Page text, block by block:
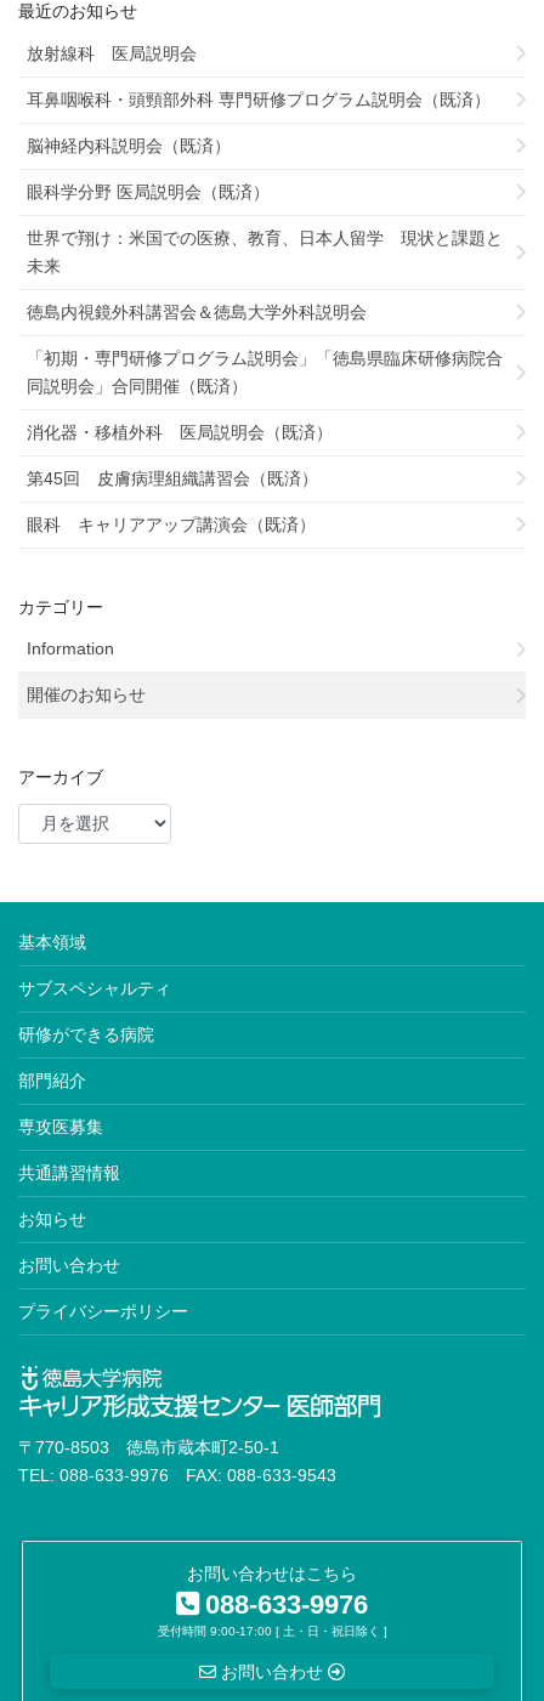
最近のお知らせ
放射線科 医局説明会
耳鼻咽喉科・頭頸部外科 専門研修プログラム説明会（既済）
脳神経内科説明会（既済）
眼科学分野 医局説明会（既済）
世界で翔け：米国での医療、教育、日本人留学 現状と課題と
未来
徳島内視鏡外科講習会＆徳島大学外科説明会
「初期・専門研修プログラム説明会」「徳島県臨床研修病院合
同説明会」合同開催（既済）
消化器・移植外科 医局説明会（既済）
第45回 皮膚病理組織講習会（既済）
眼科 キャリアアップ講演会（既済）
カテゴリー
Information
開催のお知らせ
アーカイブ
基本領域
サブスペシャルティ
研修ができる病院
部門紹介
専攻医募集
共通講習情報
お知らせ
お問い合わせ
プライバシーポリシー
〒770-8503 徳島市蔵本町2-50-1
TEL: 088-633-9976 FAX: 088-633-9543
お問い合わせはこちら
088-633-9976
受付時間 9:00-17:00 [ 土・日・祝日除く ]
お問い合わせ